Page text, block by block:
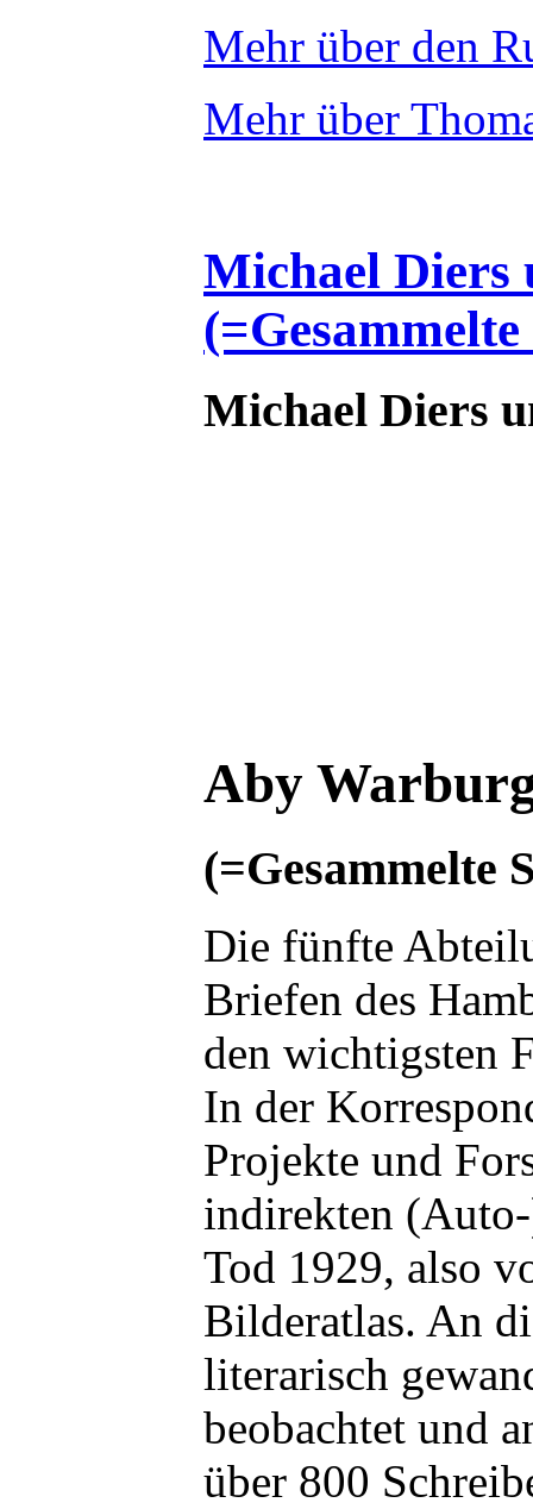
Mehr über den
Mehr über
Michael Diers
Michael Diers
Aby
(=Gesammelte
Die fünfte
Briefen des
den wichtigsten
In der
Projekte und
indirekten
Tod 1929, also
Bilderatlas. An
literarisch
beobachtet und
über 800